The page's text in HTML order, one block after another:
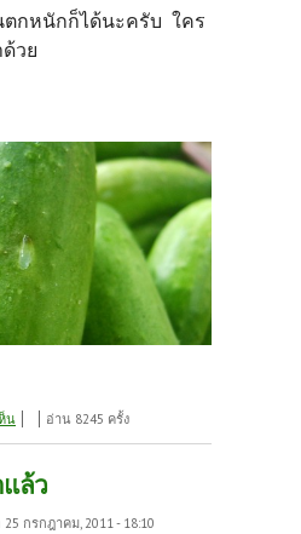
ตกหนักก็ได้นะครับ ใคร
วย
งบุก
น อ่าน 8245 ครั้ง
ล้ว
25 กรกฎาคม, 2011 - 18:10